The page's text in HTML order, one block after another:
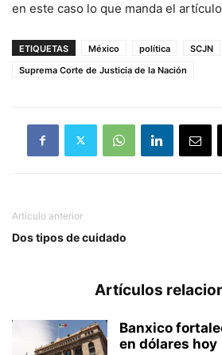
en este caso lo que manda el
ETIQUETAS México política
SCJN
Suprema Corte de Justicia de la Nación
Artículo anterior
Dos tipos de cuidado
Artículos
Banxico
en dólares hoy